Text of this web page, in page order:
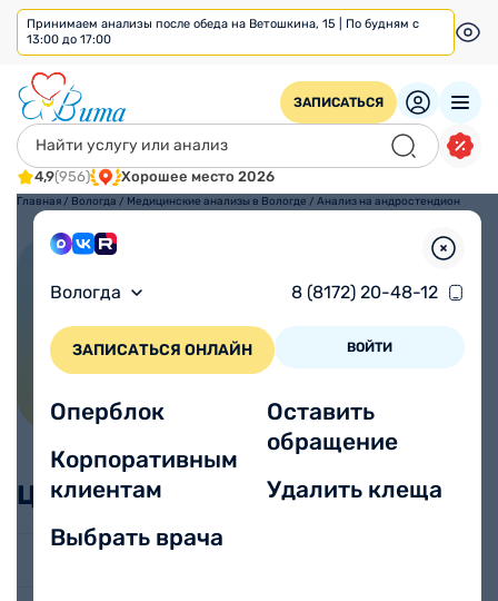
Принимаем анализы после обеда на Ветошкина, 15 | По будням с
13:00 до 17:00
ЗАПИСАТЬСЯ
4,9(956) Хорошее место 2026
Вологда 8 (8172) 20-48-12
ЗАПИСАТЬСЯ ОНЛАЙН ВОЙТИ
Оперблок
Корпоративным
клиентам
Выбрать врача
Оставить
обращение
Удалить клеща
Главная / Вологда / Медицинские анализы в Вологде / Анализ на андростендион
Цены